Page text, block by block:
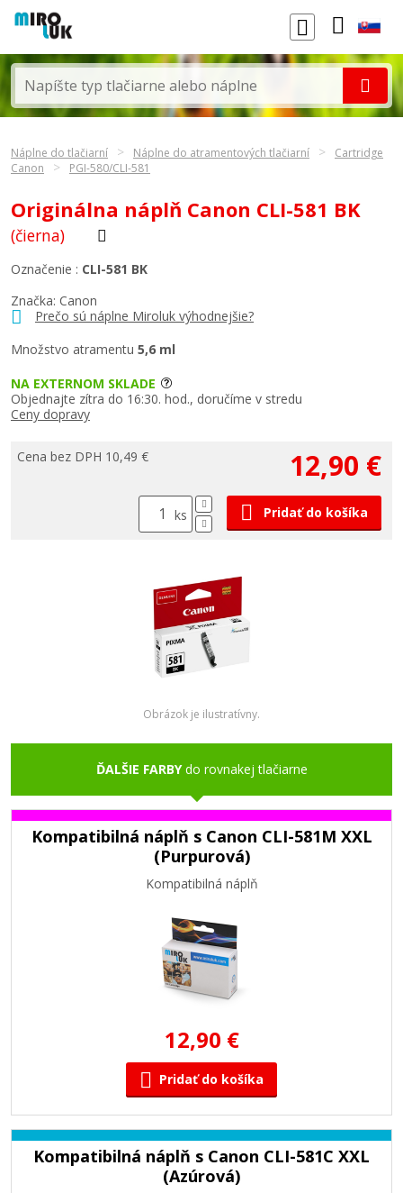
Náplne do tlačiarní Náplne do atramentových tlačiarní
Cartridge
Canon
PGI-580/CLI-581
Originálna náplň Canon CLI-581 BK
(čierna)
Značka: Canon
Prečo sú náplne Miroluk výhodnejšie?
Množstvo atramentu 5,6 ml
Označenie : CLI-581 BK
NA EXTERNOM SKLADE
Objednajte zítra do 16:30. hod., doručíme v stredu
Ceny dopravy
Cena bez DPH 10,49 € 12,90 €
ks Pridať do košíka
Obrázok je ilustratívny.
ĎALŠIE FARBYdo rovnakej tlačiarne
Kompatibilná náplň s Canon CLI-581M XXL
(Purpurová)
Kompatibilná náplň
12,90 €
Pridať do košíka
Kompatibilná náplň s Canon CLI-581C XXL
(Azúrová)